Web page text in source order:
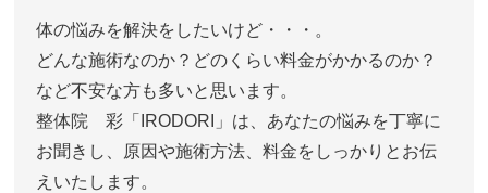
体の悩みを解決をしたいけど・・・。
どんな施術なのか？どのくらい料金がかかるのか？
など不安な方も多いと思います。
整体院 彩「IRODORI」は、あなたの悩みを丁寧に
お聞きし、原因や施術方法、料金をしっかりとお伝
えいたします。